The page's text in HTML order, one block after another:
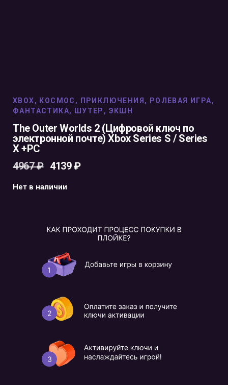
XBOX, КОСМОС , ПРИКЛЮЧЕНИЯ , РОЛЕВАЯ ИГРА,
ФАНТАСТИКА, ШУТЕР , ЭКШН
The Outer Worlds 2 (Цифровой ключ по
электронной почте) Xbox Series S / Series
X +PC
4967₽ 4139₽
Нет в наличии